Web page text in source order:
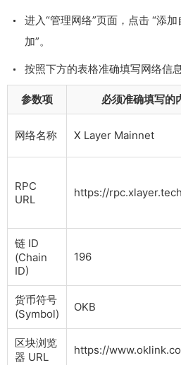
进入“管理网络”页面，点击 “添
加”。
按照下方的表格准确填写网络信
参数项 必须准确填写的
网络名称 X Layer Mainnet
RPC
URL
https://rpc.xlayer.tech
链 ID
(Chain
ID)
196
货币符号
(Symbol)
OKB
区块浏览
器 URL
https://